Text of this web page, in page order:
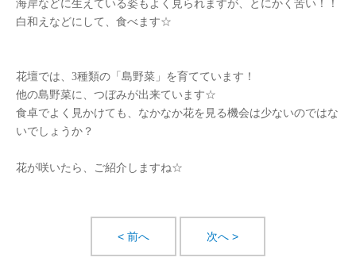
海岸などに生えている姿もよく見られますが、とにかく苦い！！
白和えなどにして、食べます☆
花壇では、 3種類の「島野菜」を育てています！
他の島野菜に、つぼみが出来ています☆
食卓でよく見かけても、なかなか花を見る機会は少ないのではな
いでしょうか？
花が咲いたら、ご紹介しますね☆
< 前へ 次へ >